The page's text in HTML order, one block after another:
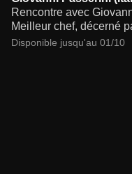
Rencontre avec
Meilleur chef, décerné
Disponible jusqu'au 01/10